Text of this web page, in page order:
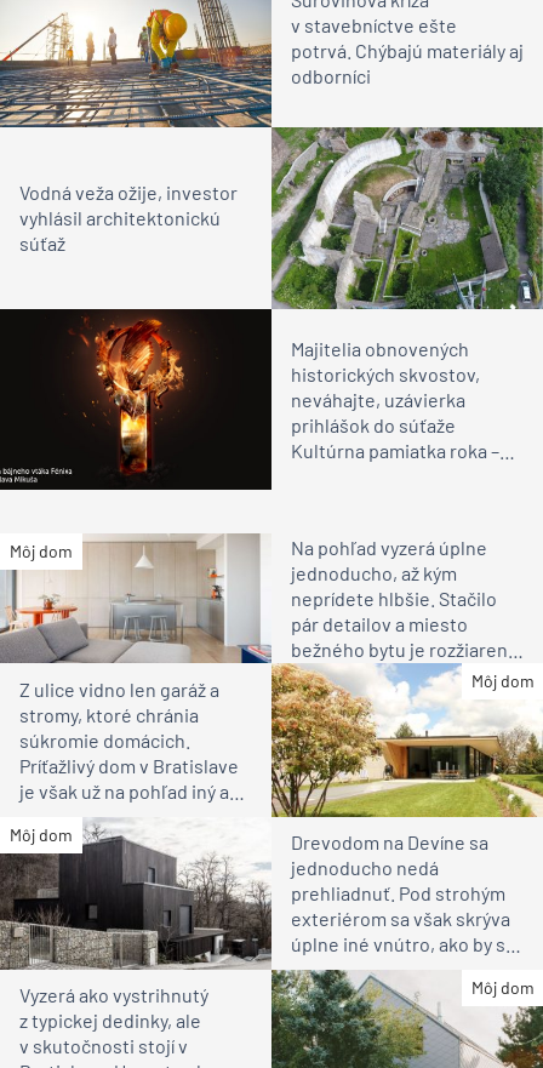
v stavebníctve ešte
potrvá. Chýbajú materiály aj
odborníci
Vodná veža ožije, investor
vyhlásil architektonickú
súťaž
Majitelia obnovených
historických skvostov,
neváhajte, uzávierka
prihlášok do súťaže
Kultúrna pamiatka roka –
Môj dom
Na pohľad vyzerá úplne
jednoducho, až kým
neprídete hlbšie. Stačilo
pár detailov a miesto
bežného bytu je rozžiarené
bývanie pre rodinu
Môj dom
Z ulice vidno len garáž a
stromy, ktoré chránia
súkromie domácich.
Príťažlivý dom v Bratislave
je však už na pohľad iný ako
susedia
Môj dom
Drevodom na Devíne sa
jednoducho nedá
prehliadnuť. Pod strohým
exteriérom sa však skrýva
úplne iné vnútro, ako by ste
čakali
Môj dom
Vyzerá ako vystrihnutý
z typickej dedinky, ale
v skutočnosti stojí v